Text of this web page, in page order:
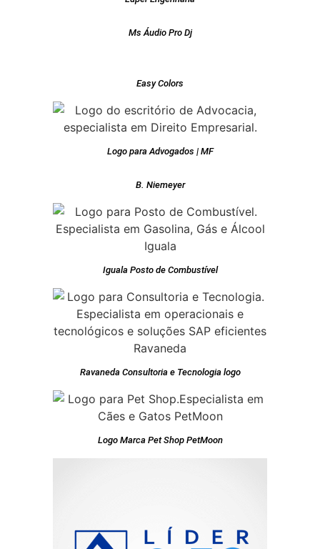
Ms Áudio Pro Dj
Easy Colors
Logo para Advogados | MF
B. Niemeyer
Iguala Posto de Combustível
Ravaneda Consultoria e Tecnologia logo
Logo Marca Pet Shop PetMoon